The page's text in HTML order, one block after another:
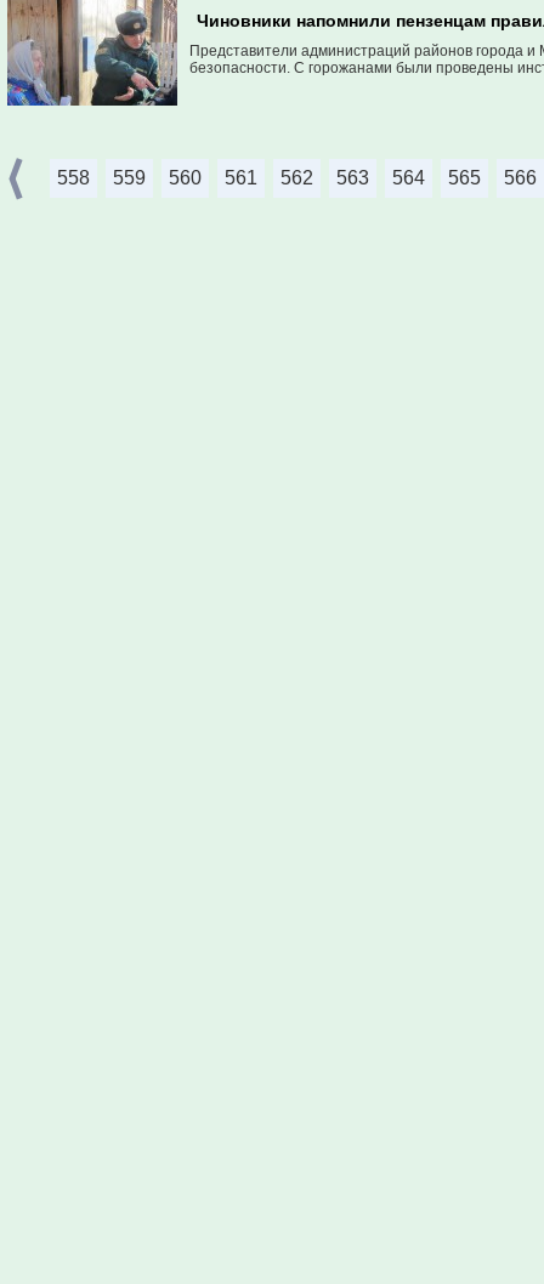
Чиновники напомнили пензенцам
Представители администраций районов города
безопасности. С горожанами были проведены
558 559 560 561 562 563 564 565 566